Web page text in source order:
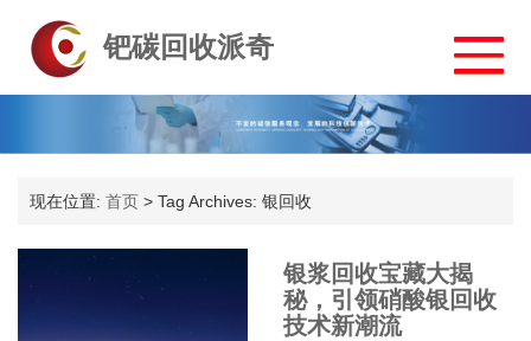
钯碳回收派奇
现在位置: 首页 > Tag Archives: 银回收
银浆回收宝藏大揭
秘，引领硝酸银回收
技术新潮流